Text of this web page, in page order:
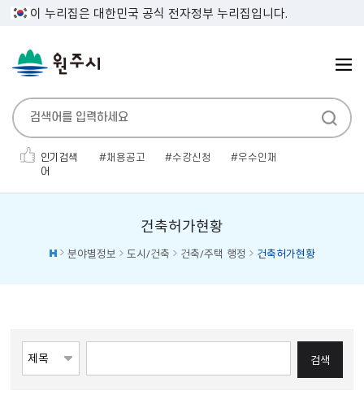
이 누리집은 대한민국 공식 전자정부 누리집입니다.
인기검색
어
채용공고 수강신청
우수인재
건축허가현황
분야별정보 도시/건축 건축/주택 행정 건축허가현황